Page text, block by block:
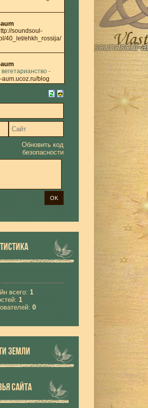
всего: 1
1
0
ЗЕМЛИ
САЙТА